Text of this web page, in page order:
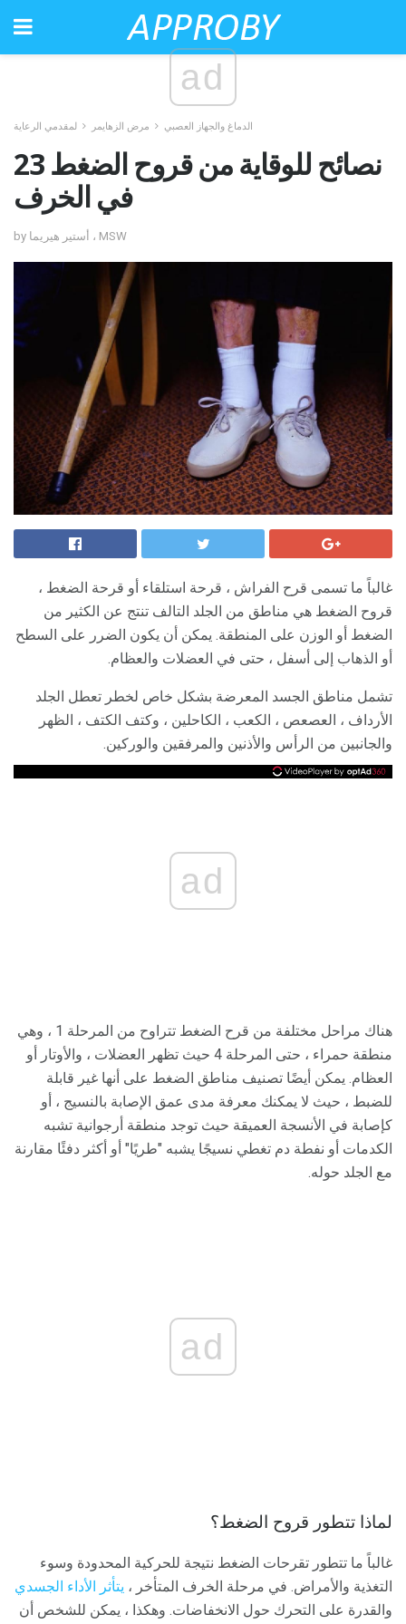
ad
الدماغ والجهاز العصبي مرض الزهايمر لمقدمي الرعاية
23 نصائح للوقاية من قروح الضغط
في الخرف
by أستير هيريما ، MSW
غالباً ما تسمى قرح الفراش ، قرحة استلقاء أو قرحة الضغط ،
قروح الضغط هي مناطق من الجلد التالف تنتج عن الكثير من
الضغط أو الوزن على المنطقة. يمكن أن يكون الضرر على السطح
أو الذهاب إلى أسفل ، حتى في العضلات والعظام.
تشمل مناطق الجسد المعرضة بشكل خاص لخطر تعطل الجلد
الأرداف ، العصعص ، الكعب ، الكاحلين ، وكتف الكتف ، الظهر
والجانبين من الرأس والأذنين والمرفقين والوركين.
ad
هناك مراحل مختلفة من قرح الضغط تتراوح من المرحلة 1 ، وهي
منطقة حمراء ، حتى المرحلة 4 حيث تظهر العضلات ، والأوتار أو
العظام. يمكن أيضًا تصنيف مناطق الضغط على أنها غير قابلة
للضبط ، حيث لا يمكنك معرفة مدى عمق الإصابة بالنسيج ، أو
كإصابة في الأنسجة العميقة حيث توجد منطقة أرجوانية تشبه
الكدمات أو نفطة دم تغطي نسيجًا يشبه "طريًا" أو أكثر دفئًا مقارنة
مع الجلد حوله.
ad
لماذا تتطور قروح الضغط؟
غالباً ما تتطور تقرحات الضغط نتيجة للحركية المحدودة وسوء
التغذية والأمراض. في مرحلة الخرف المتأخر ، يتأثر الأداء الجسدي
والقدرة على التحرك حول الانخفاضات. وهكذا ، يمكن للشخص أن